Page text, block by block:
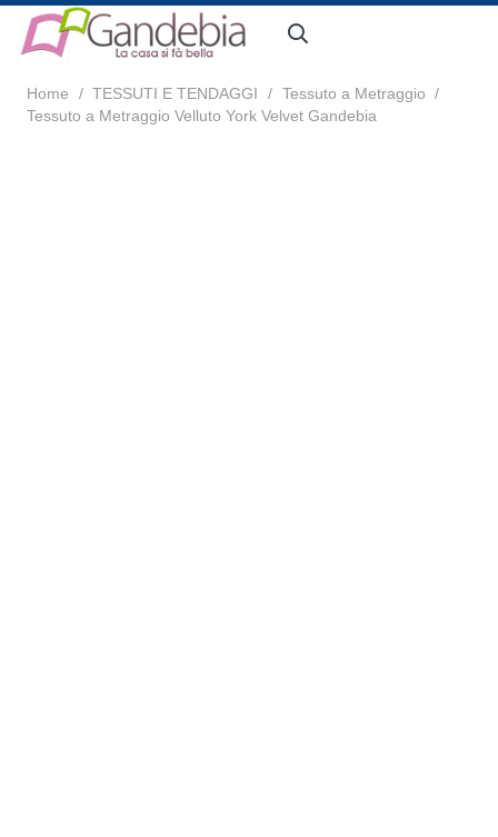
Home / TESSUTI E TENDAGGI / Tessuto a Metraggio /
Tessuto a Metraggio Velluto York Velvet Gandebia